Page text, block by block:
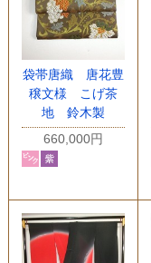
袋帯唐織 唐花豊
穣文様 こげ茶
地 鈴木製
660,000円